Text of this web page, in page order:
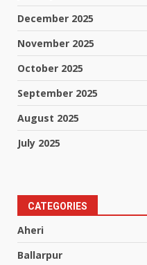
December 2025
November 2025
October 2025
September 2025
August 2025
July 2025
CATEGORIES
Aheri
Ballarpur